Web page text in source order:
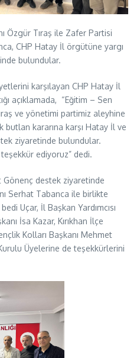
Özgür Tıraş ile Zafer Partisi
CHP Hatay İl örgütüne yargı
bulundular.
karşılayan CHP Hatay İl
açıklamada, “Eğitim – Sen
ve yönetimi partimiz aleyhine
kararına karşı Hatay İl ve
ziyaretinde bulundular.
ediyoruz” dedi.
Gönenç destek ziyaretinde
Serhat Tabanca ile birlikte
Uçar, İl Başkan Yardımcısı
İsa Kazar, Kırıkhan İlçe
Kolları Başkanı Mehmet
Üyelerine de teşekkürlerini